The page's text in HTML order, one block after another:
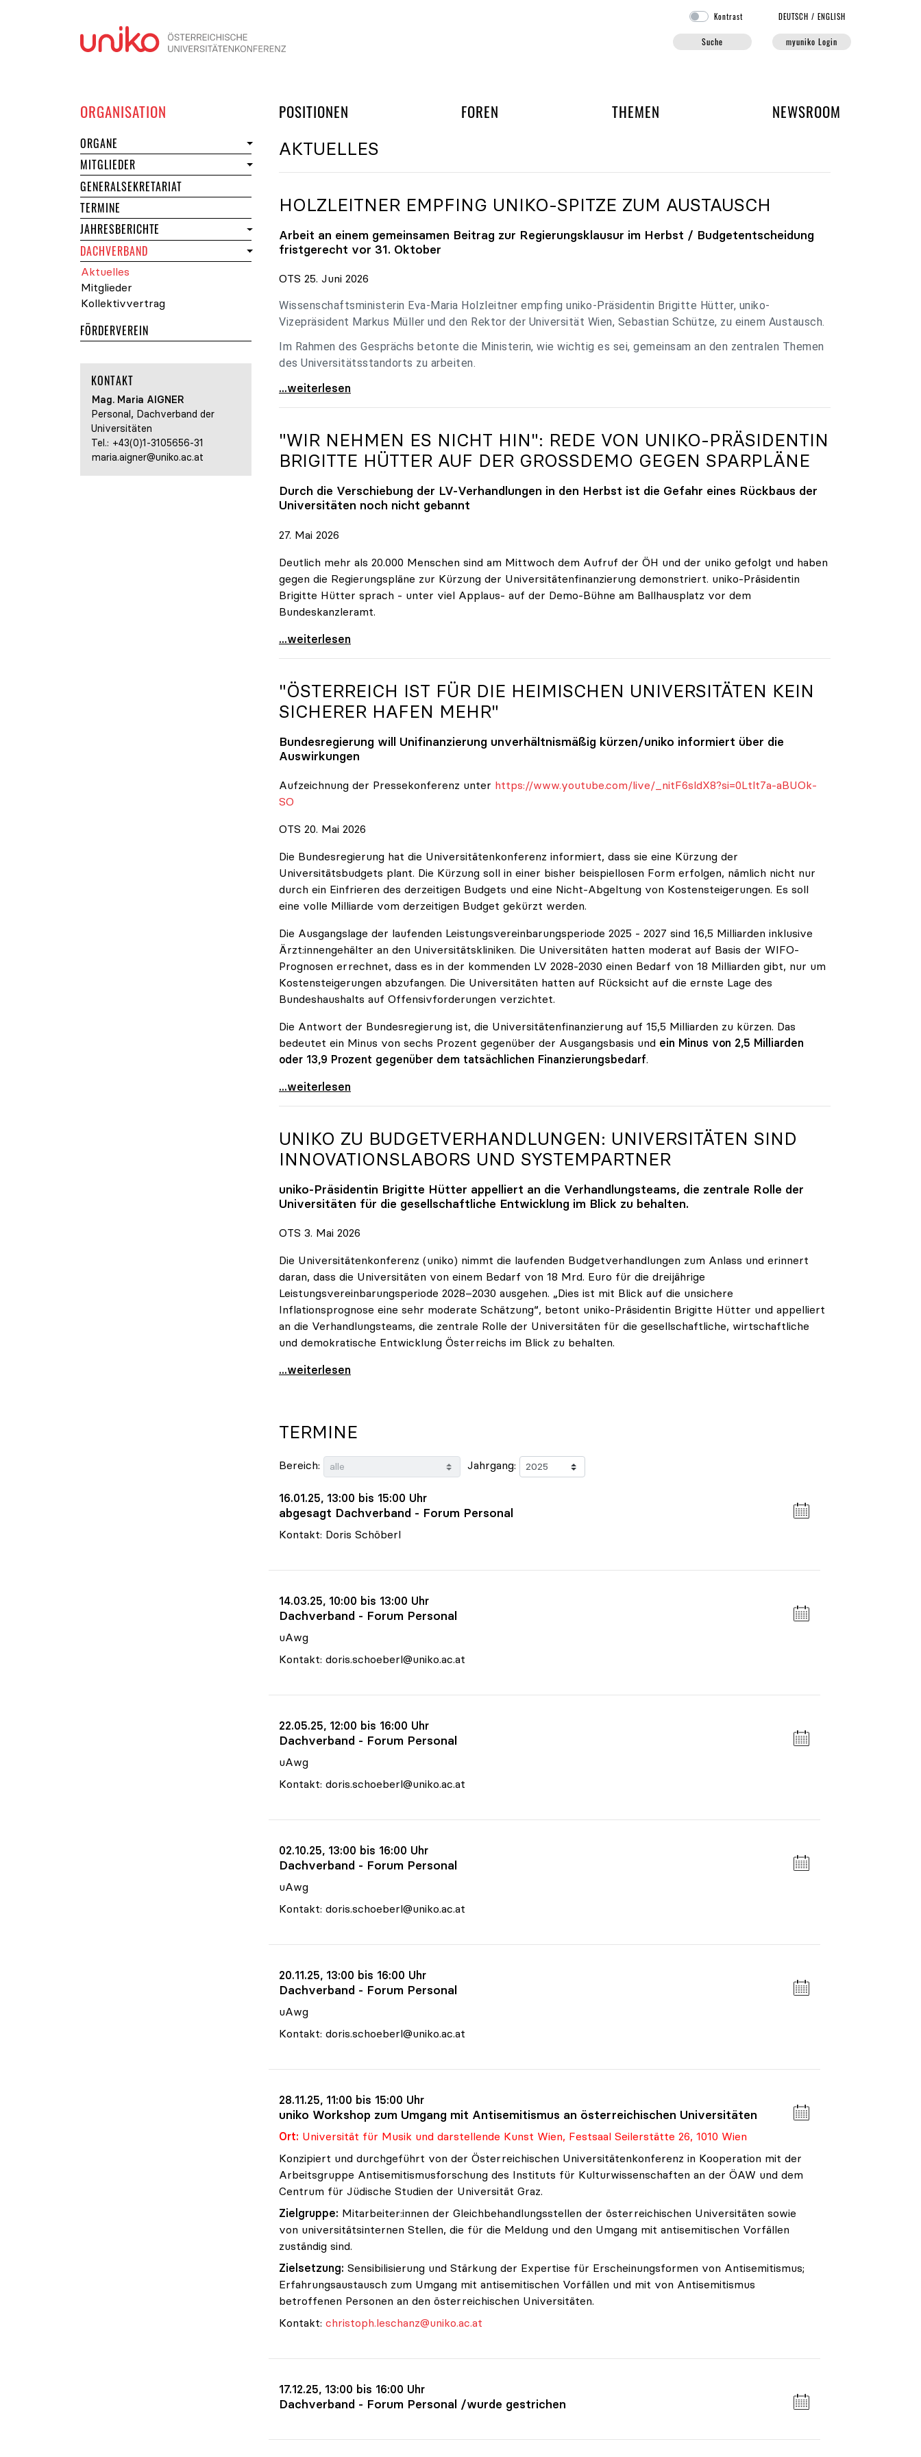
Kontrast DEUTSCH /ENGLISH
Suche myuniko Login
ORGANISATION POSITIONEN FOREN UND ARBEITSGRUPPEN DER UNIKO
THEMEN NEWSROOM
ORGANE
MITGLIEDERDER UNIKO
GENERALSEKRETARIAT
TERMINE
JAHRESBERICHTE
DACHVERBAND
Aktuelles
Mitglieder des Dachverbands der Universitäten
Kollektivvertrag
FÖRDERVEREIN
KONTAKT
Mag. Maria AIGNER
Personal, Dachverband der
Universitäten
Tel.: +43(0)1-3105656-31
maria.aigner@uniko.ac.at
AKTUELLES
HOLZLEITNER EMPFING UNIKO-SPITZE ZUM AUSTAUSCH
Arbeit an einem gemeinsamen Beitrag zur Regierungsklausur im Herbst / Budgetentscheidung
fristgerecht vor 31. Oktober
OTS 25. Juni 2026
Wissenschaftsministerin Eva-Maria Holzleitner empfing uniko-Präsidentin Brigitte Hütter, uniko-
Vizepräsident Markus Müller und den Rektor der Universität Wien, Sebastian Schütze, zu einem Austausch.
Im Rahmen des Gesprächs betonte die Ministerin, wie wichtig es sei, gemeinsam an den zentralen Themen
des Universitätsstandorts zu arbeiten.
Holzleitner empfing uniko-Spitze zum Austausch
...weiterlesen
"WIR NEHMEN ES NICHT HIN": REDE VON UNIKO-PRÄSIDENTIN
BRIGITTE HÜTTER AUF DER GROSSDEMO GEGEN SPARPLÄNE
Durch die Verschiebung der LV-Verhandlungen in den Herbst ist die Gefahr eines Rückbaus der
Universitäten noch nicht gebannt
27. Mai 2026
Deutlich mehr als 20.000 Menschen sind am Mittwoch dem Aufruf der ÖH und der uniko gefolgt und haben
gegen die Regierungspläne zur Kürzung der Universitätenfinanzierung demonstriert. uniko-Präsidentin
Brigitte Hütter sprach - unter viel Applaus- auf der Demo-Bühne am Ballhausplatz vor dem
Bundeskanzleramt.
\"Wir nehmen es nicht hin\": Rede von
...weiterlesen
"ÖSTERREICH IST FÜR DIE HEIMISCHEN UNIVERSITÄTEN KEIN
SICHERER HAFEN MEHR"
Bundesregierung will Unifinanzierung unverhältnismäßig kürzen/uniko informiert über die
Auswirkungen
Aufzeichnung der Pressekonferenz unter https://www.youtube.com/live/_nitF6sldX8?si=0Ltlt7a-aBUOk-
SO
OTS 20. Mai 2026
Die Bundesregierung hat die Universitätenkonferenz informiert, dass sie eine Kürzung der
Universitätsbudgets plant. Die Kürzung soll in einer bisher beispiellosen Form erfolgen, nämlich nicht nur
durch ein Einfrieren des derzeitigen Budgets und eine Nicht-Abgeltung von Kostensteigerungen. Es soll
eine volle Milliarde vom derzeitigen Budget gekürzt werden.
Die Ausgangslage der laufenden Leistungsvereinbarungsperiode 2025 - 2027 sind 16,5 Milliarden inklusive
Ärzt:innengehälter an den Universitätskliniken. Die Universitäten hatten moderat auf Basis der WIFO-
Prognosen errechnet, dass es in der kommenden LV 2028-2030 einen Bedarf von 18 Milliarden gibt, nur um
Kostensteigerungen abzufangen. Die Universitäten hatten auf Rücksicht auf die ernste Lage des
Bundeshaushalts auf Offensivforderungen verzichtet.
Die Antwort der Bundesregierung ist, die Universitätenfinanzierung auf 15,5 Milliarden zu kürzen. Das
bedeutet ein Minus von sechs Prozent gegenüber der Ausgangsbasis und ein Minus von 2,5 Milliarden
oder 13,9 Prozent gegenüber dem tatsächlichen Finanzierungsbedarf.
\"Österreich ist für die heimischen Universitäten
...weiterlesen
UNIKO ZU BUDGETVERHANDLUNGEN: UNIVERSITÄTEN SIND
INNOVATIONSLABORS UND SYSTEMPARTNER
uniko-Präsidentin Brigitte Hütter appelliert an die Verhandlungsteams, die zentrale Rolle der
Universitäten für die gesellschaftliche Entwicklung im Blick zu behalten.
OTS 3. Mai 2026
Die Universitätenkonferenz (uniko) nimmt die laufenden Budgetverhandlungen zum Anlass und erinnert
daran, dass die Universitäten von einem Bedarf von 18 Mrd. Euro für die dreijährige
Leistungsvereinbarungsperiode 2028–2030 ausgehen. „Dies ist mit Blick auf die unsichere
Inflationsprognose eine sehr moderate Schätzung“, betont uniko-Präsidentin Brigitte Hütter und appelliert
an die Verhandlungsteams, die zentrale Rolle der Universitäten für die gesellschaftliche, wirtschaftliche
und demokratische Entwicklung Österreichs im Blick zu behalten.
uniko zu Budgetverhandlungen: Universitäten sind
...weiterlesen
TERMINE
Bereich: Jahrgang:
16.01.25, 13:00 bis 15:00 Uhr
abgesagt Dachverband - Forum Personal
Kontakt: Doris Schöberl
14.03.25, 10:00 bis 13:00 Uhr
Dachverband - Forum Personal
uAwg
Kontakt: doris.schoeberl@uniko.ac.at
22.05.25, 12:00 bis 16:00 Uhr
Dachverband - Forum Personal
uAwg
Kontakt: doris.schoeberl@uniko.ac.at
02.10.25, 13:00 bis 16:00 Uhr
Dachverband - Forum Personal
uAwg
Kontakt: doris.schoeberl@uniko.ac.at
20.11.25, 13:00 bis 16:00 Uhr
Dachverband - Forum Personal
uAwg
Kontakt: doris.schoeberl@uniko.ac.at
28.11.25, 11:00 bis 15:00 Uhr
uniko Workshop zum Umgang mit Antisemitismus an österreichischen Universitäten
Ort: Universität für Musik und darstellende Kunst Wien, Festsaal Seilerstätte 26, 1010 Wien
Konzipiert und durchgeführt von der Österreichischen Universitätenkonferenz in Kooperation mit der
Arbeitsgruppe Antisemitismusforschung des Instituts für Kulturwissenschaften an der ÖAW und dem
Centrum für Jüdische Studien der Universität Graz.
Zielgruppe: Mitarbeiter:innen der Gleichbehandlungsstellen der österreichischen Universitäten sowie
von universitätsinternen Stellen, die für die Meldung und den Umgang mit antisemitischen Vorfällen
zuständig sind.
Zielsetzung: Sensibilisierung und Stärkung der Expertise für Erscheinungsformen von Antisemitismus;
Erfahrungsaustausch zum Umgang mit antisemitischen Vorfällen und mit von Antisemitismus
betroffenen Personen an den österreichischen Universitäten.
Kontakt: christoph.leschanz@uniko.ac.at
17.12.25, 13:00 bis 16:00 Uhr
Dachverband - Forum Personal /wurde gestrichen